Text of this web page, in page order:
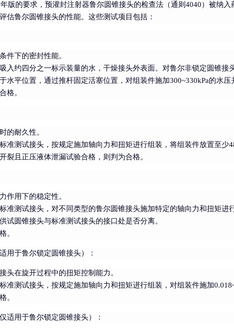
版的要求，预灌封注射器鲁尔圆锥接头的检查法（通则4040）被纳入
估鲁尔圆锥接头的性能。这些测试项目包括：
件下的密封性能。
入约四分之一标示装量的水，干燥接头外表面。对鲁尔非锁定圆锥
水平位置，通过推杆固定活塞位置，对组装件施加300~330kPa的水压
格。
的耐久性。
准测试接头，按规定施加轴向力和扭矩进行组装，将组装件放置至少
裂且正压液体泄漏试验合格，则判为合格。
作用下的稳定性。
准测试接头，对不同类型的鲁尔圆锥接头施加特定的轴向力和扭矩
试圆锥接头与标准测试接头的接口处是否分离。
。
用于鲁尔锁定圆锥接头） ：
头在旋开过程中的扭矩控制能力。
准测试接头，按规定施加轴向力和扭矩进行组装，对组装件施加
。
适用于鲁尔锁定圆锥接头） ：